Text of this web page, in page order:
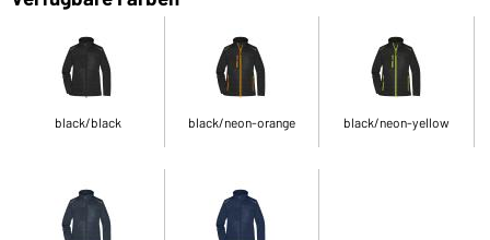
black/black black/neon-orange black/neon-yellow